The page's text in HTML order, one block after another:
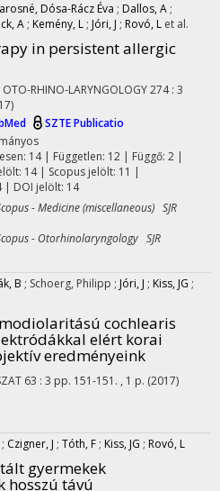
Dósa-Rácz Éva ; Dallos, A ;
A ; Kemény, L ; Jóri, J ; Rovó, L et al.
in persistent allergic
OTO-RHINO-LARYNGOLOGY274: 3
SZTE Publicatio
14| Független: 12 | Függő: 2 |
14 | Scopus jelölt: 11 |
| DOI jelölt: 14
- Medicine (miscellaneous) SJR
- Otorhinolaryngology SJR
B ; Schoerg, Philipp ; Jóri, J ; Kiss, JG ;
cochlearis
elért korai
eredményeink
63 : 3 pp. 151-151. , 1 p. (2017)
; Czigner, J ; Tóth, F ; Kiss, JG ; Rovó, L
gyermekek
hosszú távú